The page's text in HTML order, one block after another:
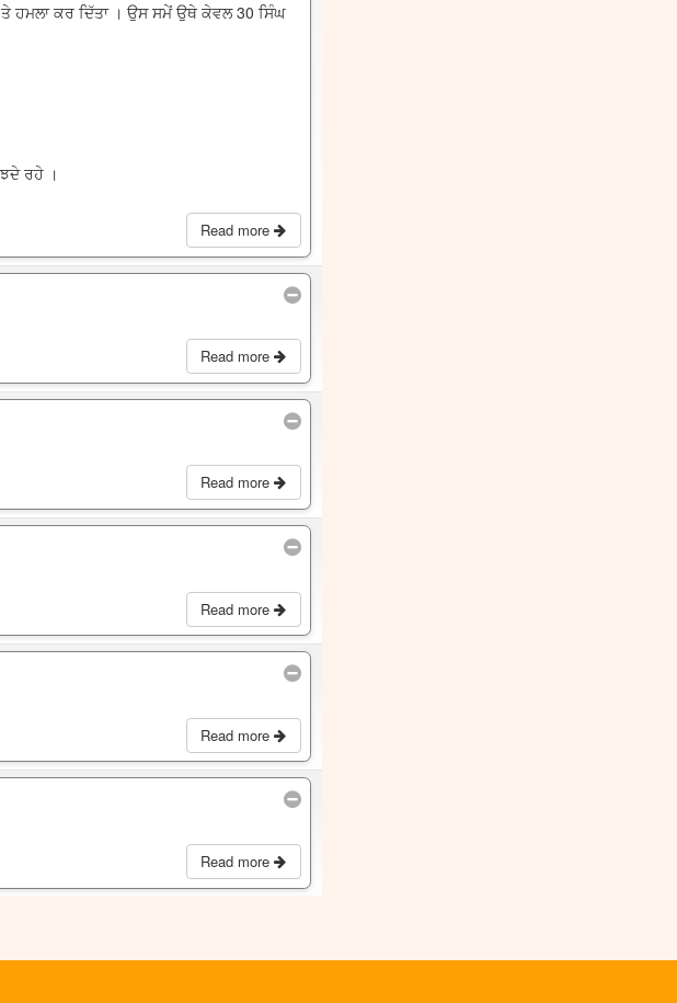
ਹਮਲਾ ਕਰ ਦਿੱਤਾ । ਉਸ ਸਮੇਂ ਉਥੇ ਕੇਵਲ 30 ਸਿੰਘ
ਰਹੇ ।
Read more
Read more
Read more
Read more
Read more
Read more